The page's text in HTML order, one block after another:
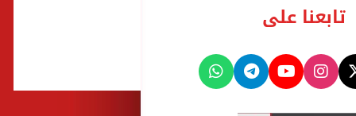
تابعنا على